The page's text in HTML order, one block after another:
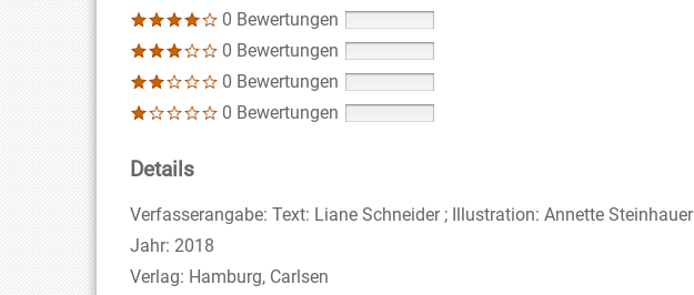
0 Bewertungen
0 Bewertungen
0 Bewertungen
0 Bewertungen
Details
Suche nach diesem Verfasser
Verfasserangabe: Text: Liane Schneider ; Illustration: Annette Steinhauer
Jahr: 2018
Verlag: Hamburg, Carlsen